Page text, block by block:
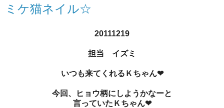
ミケ猫ネイル☆
20111219
担当 イズミ
いつも来てくれるＫちゃん❤
今回、ヒョウ柄にしようかなーと
言っていたＫちゃん❤